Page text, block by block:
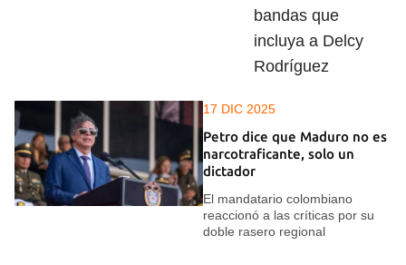
bandas que
incluya a Delcy
Rodríguez
17 DIC 2025
Petro dice que Maduro no es
narcotraficante, solo un
dictador
El mandatario colombiano
reaccionó a las críticas por su
doble rasero regional